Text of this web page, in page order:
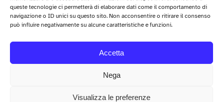
queste tecnologie ci permetterà di elaborare dati come il comportamento di
navigazione o ID unici su questo sito. Non acconsentire o ritirare il consenso
può influire negativamente su alcune caratteristiche e funzioni.
Accetta
Nega
Visualizza le preferenze